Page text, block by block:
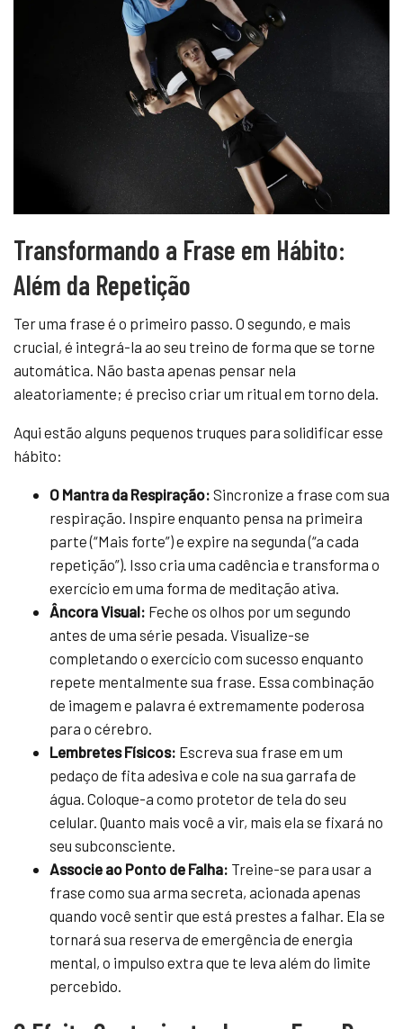
Transformando a Frase em Hábito:
Além da Repetição
Ter uma frase é o primeiro passo. O segundo, e mais
crucial, é integrá-la ao seu treino de forma que se torne
automática. Não basta apenas pensar nela
aleatoriamente; é preciso criar um ritual em torno dela.
Aqui estão alguns pequenos truques para solidificar esse
hábito:
O Mantra da Respiração: Sincronize a frase com sua
respiração. Inspire enquanto pensa na primeira
parte (“Mais forte”) e expire na segunda (“a cada
repetição”). Isso cria uma cadência e transforma o
exercício em uma forma de meditação ativa.
Âncora Visual: Feche os olhos por um segundo
antes de uma série pesada. Visualize-se
completando o exercício com sucesso enquanto
repete mentalmente sua frase. Essa combinação
de imagem e palavra é extremamente poderosa
para o cérebro.
Lembretes Físicos: Escreva sua frase em um
pedaço de fita adesiva e cole na sua garrafa de
água. Coloque-a como protetor de tela do seu
celular. Quanto mais você a vir, mais ela se fixará no
seu subconsciente.
Associe ao Ponto de Falha: Treine-se para usar a
frase como sua arma secreta, acionada apenas
quando você sentir que está prestes a falhar. Ela se
tornará sua reserva de emergência de energia
mental, o impulso extra que te leva além do limite
percebido.